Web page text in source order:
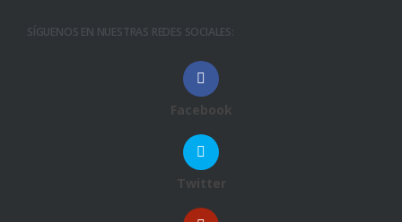
SÍGUENOS EN NUESTRAS REDES SOCIALES:
Facebook
Twitter